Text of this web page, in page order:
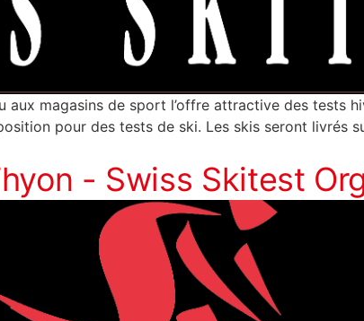
aux magasins de sport l’offre attractive des tests
pour des tests de ski. Les skis seront livrés
- Swiss Skitest